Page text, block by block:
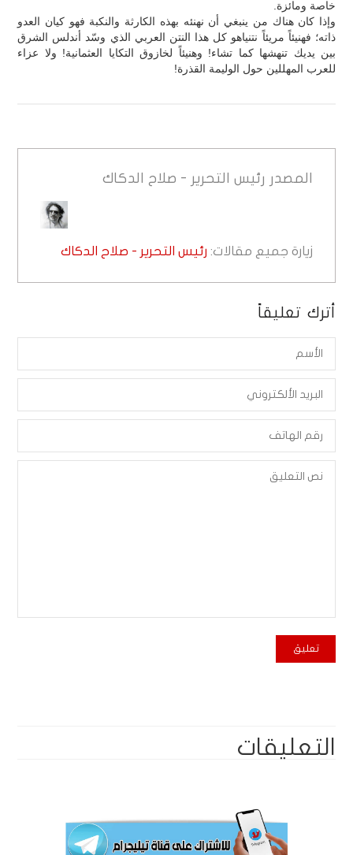
خاصة ومائزة.
وإذا كان هناك من ينبغي أن نهنئه بهذه الكارثة والنكبة فهو كيان العدو
ذاته؛ فهنيئاً مريئاً نتنياهو كل هذا النتن العربي الذي وسّد أندلس الشرق
بين يديك تنهشها كما تشاء! وهنيئاً لخازوق التكايا العثمانية! ولا عزاء
للعرب المهللين حول الوليمة القذرة!
المصدر رئيس التحرير - صلاح الدكاك
زيارة جميع مقالات: رئيس التحرير - صلاح الدكاك
أترك تعليقاً
التعليقات